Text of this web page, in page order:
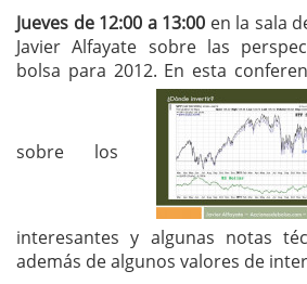
Jueves de 12:00 a 13:00 en la sala
Javier Alfayate sobre las
bolsa para 2012. En esta
sobre los
interesantes y algunas notas
además de algunos valores de